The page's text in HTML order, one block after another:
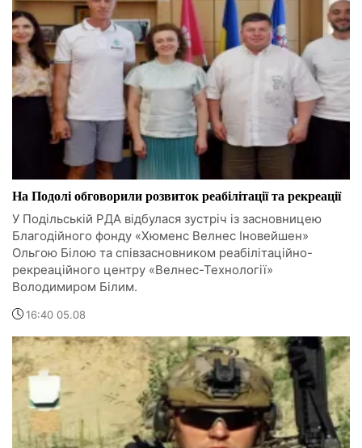
На Подолі обговорили розвиток реабілітації та рекреації
У Подільській РДА відбулася зустріч із засновницею
Благодійного фонду «Хюменс Велнес Іновейшен»
Ольгою Білою та співзасновником реабілітаційно-
рекреаційного центру «Велнес-Технології»
Володимиром Білим.
16:40 05.08